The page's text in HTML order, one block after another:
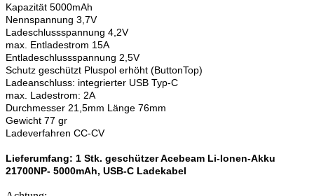
Kapazität 5000mAh
Nennspannung 3,7V
Ladeschlussspannung 4,2V
max. Entladestrom 15A
Entladeschlussspannung 2,5V
Schutz geschützt Pluspol erhöht (ButtonTop)
Ladeanschluss: integrierter USB Typ-C
max. Ladestrom: 2A
Durchmesser 21,5mm Länge 76mm
Gewicht 77 gr
Ladeverfahren CC-CV
Lieferumfang: 1 Stk. geschützer Acebeam Li-Ionen-Akku
21700NP- 5000mAh, USB-C Ladekabel